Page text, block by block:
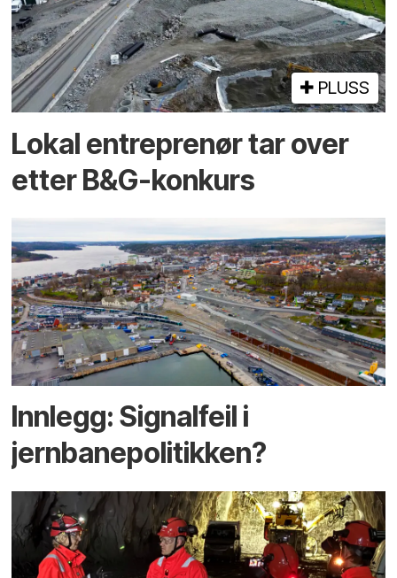
PLUSS
Lokal entreprenør tar over
etter B&G-konkurs
Innlegg: Signalfeil i
jernbanepolitikken?